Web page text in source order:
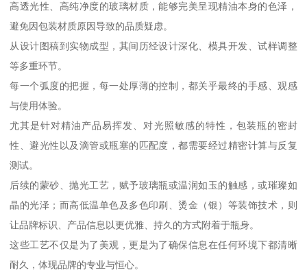
高透光性、高纯净度的玻璃材质，能够完美呈现精油本身的色泽，
避免因包装材质原因导致的品质疑虑。
从设计图稿到实物成型，其间历经设计深化、模具开发、试样调整
等多重环节。
每一个弧度的把握，每一处厚薄的控制，都关乎最终的手感、观感
与使用体验。
尤其是针对精油产品易挥发、对光照敏感的特性，包装瓶的密封
性、避光性以及滴管或瓶塞的匹配度，都需要经过精密计算与反复
测试。
后续的蒙砂、抛光工艺，赋予玻璃瓶或温润如玉的触感，或璀璨如
晶的光泽；而高低温单色及多色印刷、烫金（银）等装饰技术，则
让品牌标识、产品信息以更优雅、持久的方式附着于瓶身。
这些工艺不仅是为了美观，更是为了确保信息在任何环境下都清晰
耐久，体现品牌的专业与恒心。